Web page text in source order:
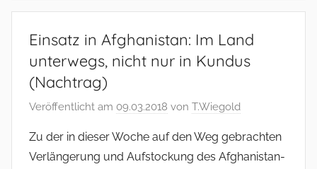
Einsatz in Afghanistan: Im Land
unterwegs, nicht nur in Kundus
(Nachtrag)
Veröffentlicht am 09.03.2018 von T.Wiegold
Zu der in dieser Woche auf den Weg gebrachten
Verlängerung und Aufstockung des Afghanistan-